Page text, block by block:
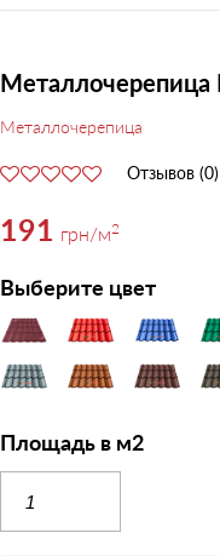
Металлочерепица
Металлочерепица
Отзывов (0)
191 грн/м2
Выберите цвет
Площадь в м2